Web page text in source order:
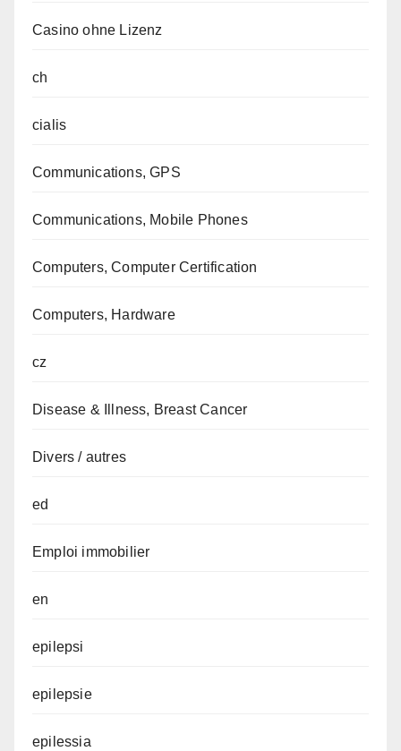
Casino ohne Lizenz
ch
cialis
Communications, GPS
Communications, Mobile Phones
Computers, Computer Certification
Computers, Hardware
cz
Disease & Illness, Breast Cancer
Divers / autres
ed
Emploi immobilier
en
epilepsi
epilepsie
epilessia